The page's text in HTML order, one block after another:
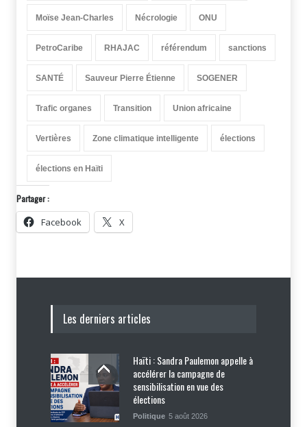
Moïse Jean-Charles Nécrologie ONU
PetroCaribe RHAJAC référendum sanctions
SANTÉ Sauveur Pierre Étienne SOGENER
Trafic organes Transition Union africaine
Vertières Zone climatique intelligente élections
élections en Haïti
Partager :
Facebook X
Les derniers articles
Haïti : Sandra Paulemon appelle à
accélérer la campagne de
sensibilisation en vue des
élections
Politique 5 août 2026